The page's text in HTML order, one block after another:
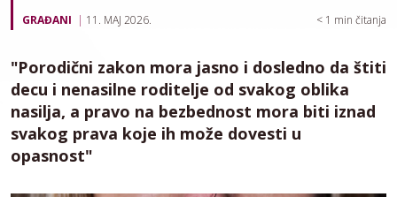
GRAĐANI 11. MAJ 2026. < 1 min čitanja
"Porodični zakon mora jasno i dosledno da štiti
decu i nenasilne roditelje od svakog oblika
nasilja, a pravo na bezbednost mora biti iznad
svakog prava koje ih može dovesti u
opasnost"